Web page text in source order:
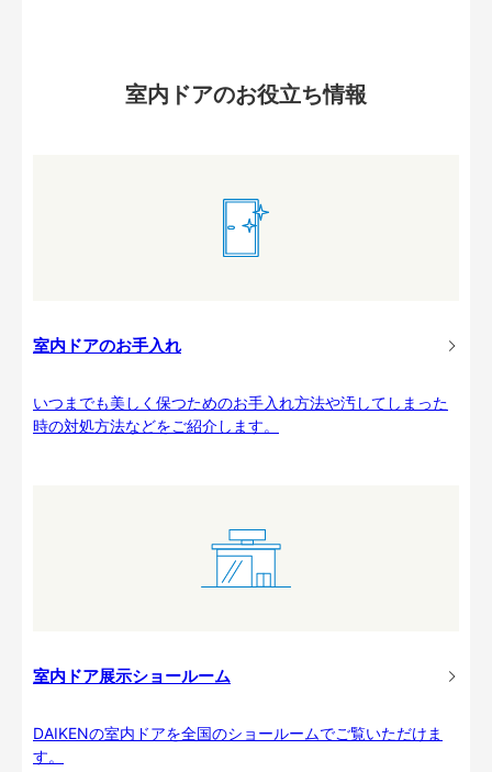
室内ドアのお役立ち情報
室内ドアのお手入れ
いつまでも美しく保つためのお手入れ方法や汚してしまった
時の対処方法などをご紹介します。
室内ドア展示ショールーム
DAIKENの室内ドアを全国のショールームでご覧いただけま
す。